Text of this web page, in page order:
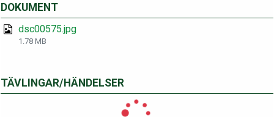
DOKUMENT
dsc00575.jpg
1.78 MB
TÄVLINGAR/HÄNDELSER